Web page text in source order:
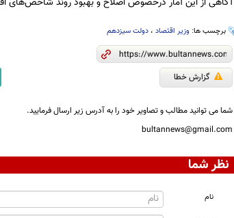
برچسب ها: وزیر اقتصاد، دولت سیزدهم
گزارش خطا
شما می توانید مطالب و تصاویر خود را به آدرس زیر ارسال فرمایید.
bultannews@gmail.com
نظر شما
نام